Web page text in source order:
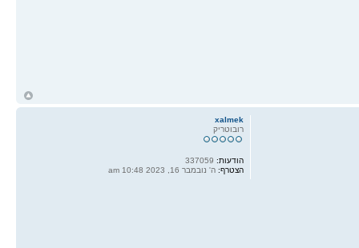
xalmek
רובוטריק
הודעות:
הצטרף: ה' נובמבר 16, 2023 10:48 am